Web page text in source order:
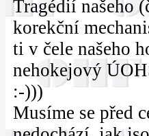
Tragédií našeho
korekční
ti v čele našeho
nehokejový
:-)))
Musíme se před